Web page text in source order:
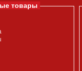
товары